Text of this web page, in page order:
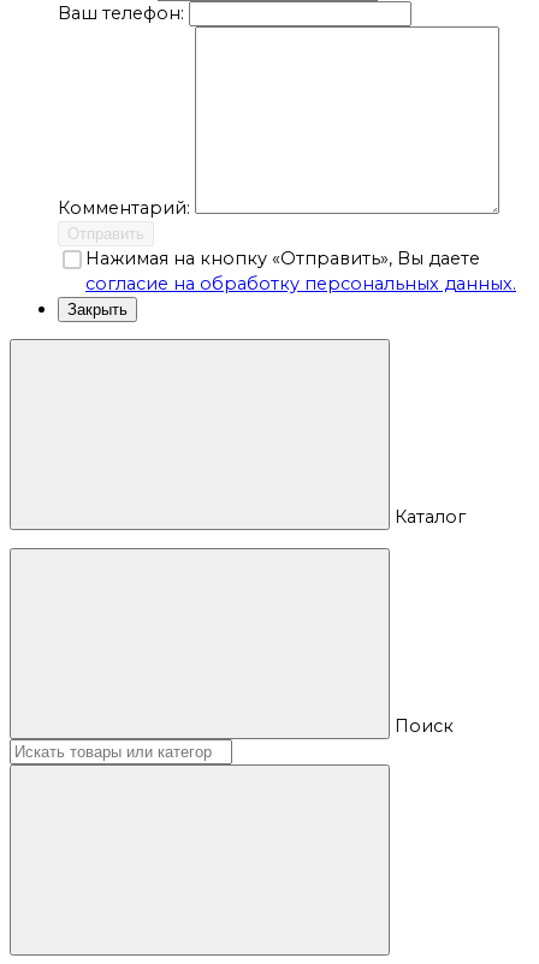
Ваш телефон:
Комментарий:
Отправить
Нажимая на кнопку «Отправить», Вы даете
согласие на обработку персональных данных.
Закрыть
Каталог
Поиск